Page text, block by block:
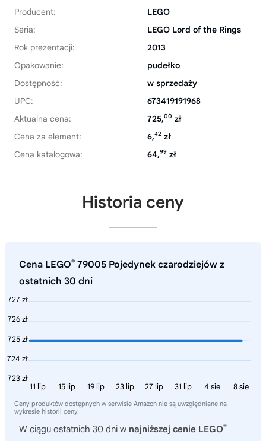
Producent:
LEGO
Seria:
LEGO Lord of the Rings
Rok prezentacji:
2013
Opakowanie:
pudełko
Dostępność:
w sprzedaży
UPC:
673419191968
Aktualna cena:
725,00 zł
Cena za element:
6,42 zł
Cena katalogowa:
64,99 zł
Historia ceny
Cena LEGO® 79005 Pojedynek czarodziejów z
ostatnich 30 dni
727 zł
726 zł
725 zł
724 zł
723 zł
8 sie
4 sie
31 lip
27 lip
23 lip
19 lip
15 lip
11 lip
Ceny produktów dostępnych w serwisie Amazon nie są uwzględniane na
wykresie historii ceny.
W ciągu ostatnich 30 dni w najniższej cenie LEGO®